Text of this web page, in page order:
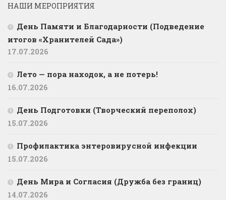
НАШИ МЕРОПРИЯТИЯ
День Памяти и Благодарности (Подведение
итогов «Хранителей Сада»)
17.07.2026
Лето — пора находок, а не потерь!
16.07.2026
День Подготовки (Творческий переполох)
15.07.2026
Профилактика энтеровирусной инфекции
15.07.2026
День Мира и Согласия (Дружба без границ)
14.07.2026